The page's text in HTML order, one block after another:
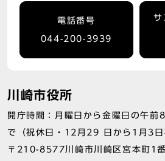
電話番号
044-200-3939
サ
川崎市役所
開庁時間：月曜日から金曜日の午
で（祝休日・12月29 日から1月3日
〒210-8577川崎市川崎区宮本町1